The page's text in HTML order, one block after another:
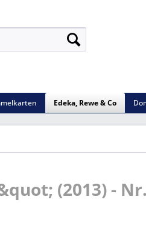
Edeka, Rewe & Co
(2013) -